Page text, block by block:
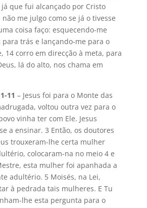
já que fui alcançado por Cristo
não me julgo como se já o tivesse
coisa faço: esquecendo-me
trás e lançando-me para o
14 corro em direcção à meta, para
lá do alto, nos chama em
11 – Jesus foi para o Monte das
voltou outra vez para o
vinha ter com Ele. Jesus
a ensinar. 3 Então, os doutores
trouxeram-lhe certa mulher
colocaram-na no meio 4 e
esta mulher foi apanhada a
adultério. 5 Moisés, na Lei,
à pedrada tais mulheres. E Tu
lhe esta pergunta para o